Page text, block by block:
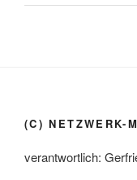
(C) NETZWERK-
verantwortlich: